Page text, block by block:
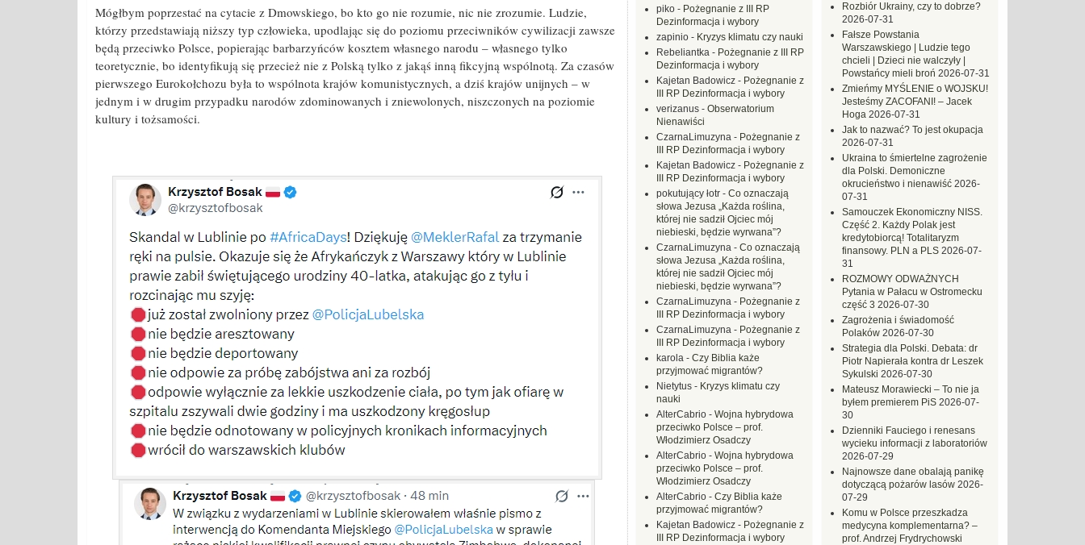
Mógłbym poprzestać na cytacie z Dmowskiego, bo kto go nie rozumie, nic nie zrozumie. Ludzie,
którzy przedstawiają niższy typ człowieka, upodlając się do poziomu przeciwników cywilizacji zawsze
będą przeciwko Polsce, popierając barbarzyńców kosztem własnego narodu – własnego tylko
teoretycznie, bo identyfikują się przecież nie z Polską tylko z jakąś inną fikcyjną wspólnotą. Za czasów
pierwszego Eurokołchozu była to wspólnota krajów komunistycznych, a dziś krajów unijnych – w
jednym i w drugim przypadku narodów zdominowanych i zniewolonych, niszczonych na poziomie
kultury i tożsamości.
Rozbiór Ukrainy, czy to dobrze?
2026-07-31
Fałsze Powstania
Warszawskiego | Ludzie tego
chcieli | Dzieci nie walczyły |
Powstańcy mieli broń 2026-07-31
Zmieńmy MYŚLENIE o WOJSKU!
Jesteśmy ZACOFANI! – Jacek
Hoga 2026-07-31
Jak to nazwać? To jest okupacja
2026-07-31
Ukraina to śmiertelne zagrożenie
dla Polski. Demoniczne
okrucieństwo i nienawiść 2026-
07-31
Samouczek Ekonomiczny NISS.
Część 2. Każdy Polak jest
kredytobiorcą! Totalitaryzm
finansowy. PLN a PLS 2026-07-
31
ROZMOWY ODWAŻNYCH
Pytania w Pałacu w Ostromecku
część 3 2026-07-30
Zagrożenia i świadomość
Polaków 2026-07-30
Strategia dla Polski. Debata: dr
Piotr Napierała kontra dr Leszek
Sykulski 2026-07-30
Mateusz Morawiecki – To nie ja
byłem premierem PiS 2026-07-
30
Dzienniki Fauciego i renesans
wycieku informacji z laboratoriów
2026-07-29
Najnowsze dane obalają panikę
dotyczącą pożarów lasów 2026-
07-29
Komu w Polsce przeszkadza
medycyna komplementarna? –
prof. Andrzej Frydrychowski
piko - Pożegnanie z III RP
Dezinformacja i wybory
zapinio - Kryzys klimatu czy nauki
Rebeliantka - Pożegnanie z III RP
Dezinformacja i wybory
Kajetan Badowicz - Pożegnanie z
III RP Dezinformacja i wybory
verizanus - Obserwatorium
Nienawiści
CzarnaLimuzyna - Pożegnanie z
III RP Dezinformacja i wybory
Kajetan Badowicz - Pożegnanie z
III RP Dezinformacja i wybory
pokutujący łotr - Co oznaczają
słowa Jezusa „Każda roślina,
której nie sadził Ojciec mój
niebieski, będzie wyrwana”?
CzarnaLimuzyna - Co oznaczają
słowa Jezusa „Każda roślina,
której nie sadził Ojciec mój
niebieski, będzie wyrwana”?
CzarnaLimuzyna - Pożegnanie z
III RP Dezinformacja i wybory
CzarnaLimuzyna - Pożegnanie z
III RP Dezinformacja i wybory
karola - Czy Biblia każe
przyjmować migrantów?
Nietytus - Kryzys klimatu czy
nauki
AlterCabrio - Wojna hybrydowa
przeciwko Polsce – prof.
Włodzimierz Osadczy
AlterCabrio - Wojna hybrydowa
przeciwko Polsce – prof.
Włodzimierz Osadczy
AlterCabrio - Czy Biblia każe
przyjmować migrantów?
Kajetan Badowicz - Pożegnanie z
III RP Dezinformacja i wybory